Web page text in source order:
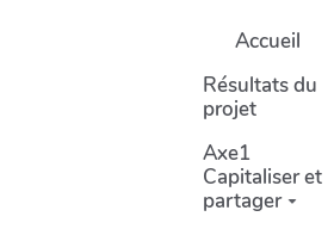
Aller au contenu principalAccueil
Résultats du
projet
Axe1
Capitaliser et
partager